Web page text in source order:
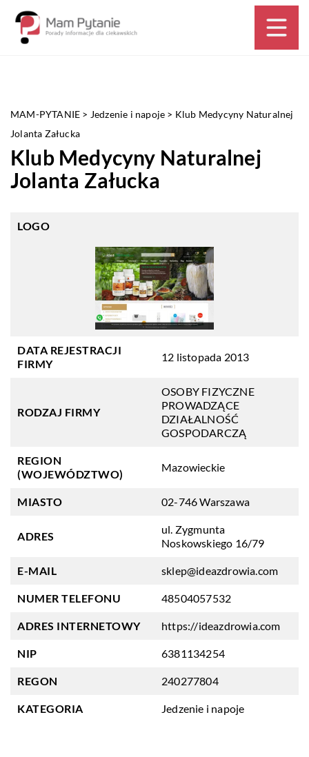
MAM-PYTANIE > Jedzenie i napoje > Klub Medycyny Naturalnej
Jolanta Załucka
Klub Medycyny Naturalnej
Jolanta Załucka
LOGO
DATA REJESTRACJI
FIRMY
12 listopada 2013
RODZAJ FIRMY
OSOBY FIZYCZNE
PROWADZĄCE
DZIAŁALNOŚĆ
GOSPODARCZĄ
REGION
(WOJEWÓDZTWO)
Mazowieckie
MIASTO 02-746 Warszawa
ADRES
ul. Zygmunta
Noskowskiego 16/79
E-MAIL sklep@ideazdrowia.com
NUMER TELEFONU 48504057532
ADRES INTERNETOWY https://ideazdrowia.com
NIP 6381134254
REGON 240277804
KATEGORIA Jedzenie i napoje